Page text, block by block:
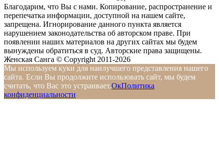
Благодарим, что Вы с нами. Копирование, распространение и
перепечатка информации, доступной на нашем сайте,
запрещена. Игнорирование данного пункта является
нарушением законодательства об авторском праве. При
появлении наших материалов на других сайтах мы будем
вынуждены обратиться в суд. Авторские права защищены.
Женская Санга © Copyright 2011-2026
Мы используем куки для наилучшего представления нашего
сайта. Если Вы продолжите использовать сайт, мы будем
считать, что Вас это устраивает.ОкПолитика
конфиденциальности